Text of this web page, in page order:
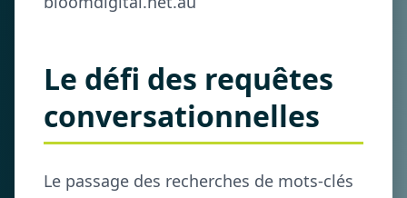
Le défi des requêtes
conversationnelles
Le passage des recherches de mots-clés